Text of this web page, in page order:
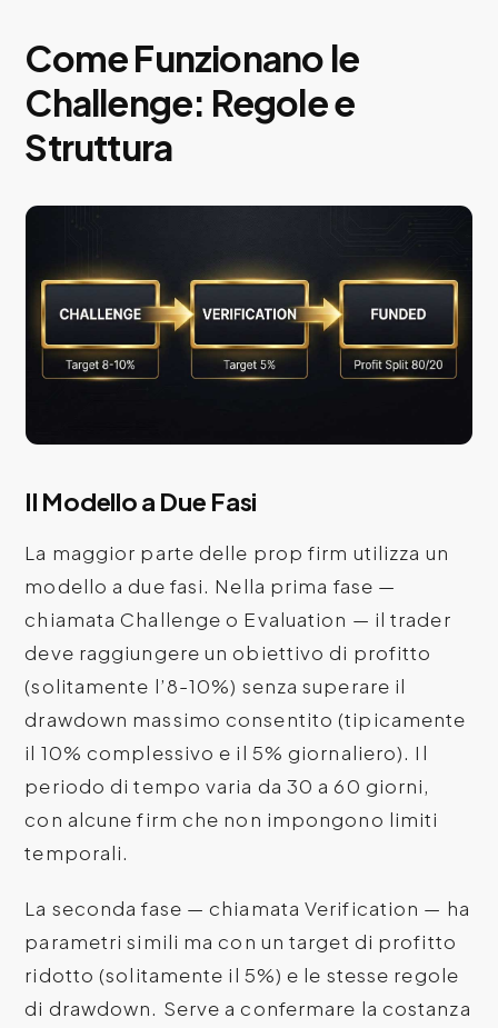
Come Funzionano le
Challenge: Regole e
Struttura
Il Modello a Due Fasi
La maggior parte delle prop firm utilizza un
modello a due fasi. Nella prima fase —
chiamata Challenge o Evaluation — il trader
deve raggiungere un obiettivo di profitto
(solitamente l’8-10%) senza superare il
drawdown massimo consentito (tipicamente
il 10% complessivo e il 5% giornaliero). Il
periodo di tempo varia da 30 a 60 giorni,
con alcune firm che non impongono limiti
temporali.
La seconda fase — chiamata Verification — ha
parametri simili ma con un target di profitto
ridotto (solitamente il 5%) e le stesse regole
di drawdown. Serve a confermare la costanza